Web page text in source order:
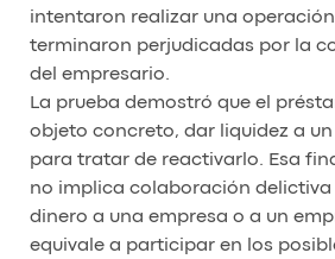
intentaron realizar una
terminaron perjudicadas por la
del empresario.
La prueba demostró que el
objeto concreto, dar liquidez a
para tratar de reactivarlo. Esa
no implica colaboración delictiva
dinero a una empresa o a un
equivale a participar en los